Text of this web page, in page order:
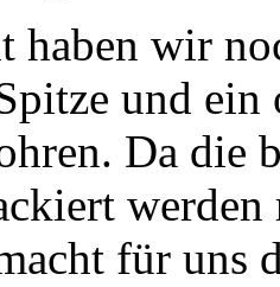
wir
und
Da die
für uns